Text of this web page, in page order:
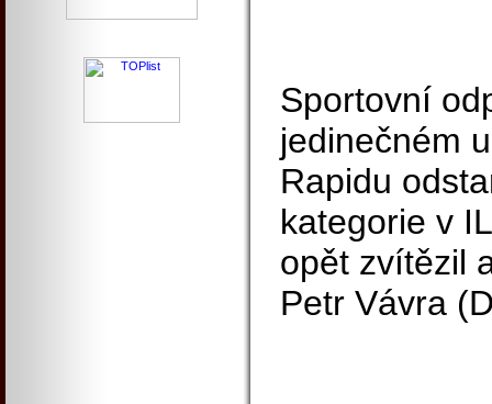
Sportovní
jedinečném
Rapidu
kategorie v
opět zvítězil
Petr Vávra